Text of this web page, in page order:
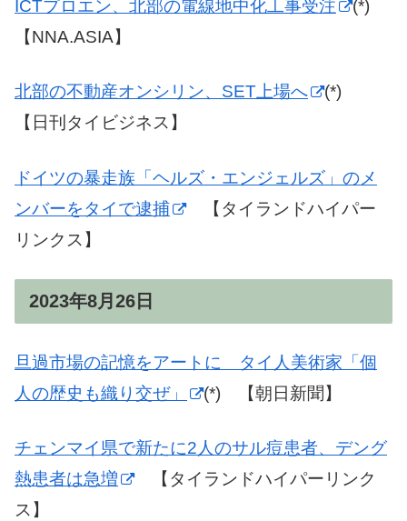
ICTプロエン、北部の電線地中化工事受注
(*)
【NNA.ASIA】
北部の不動産オンシリン、SET上場へ
(*)
【日刊タイビジネス】
ドイツの暴走族「ヘルズ・エンジェルズ」のメ
ンバーをタイで逮捕
【タイランドハイパー
リンクス】
2023年8月26日
旦過市場の記憶をアートに タイ人美術家「個
人の歴史も織り交ぜ」
(*) 【朝日新聞】
チェンマイ県で新たに2人のサル痘患者、デング
熱患者は急増
【タイランドハイパーリンク
ス】